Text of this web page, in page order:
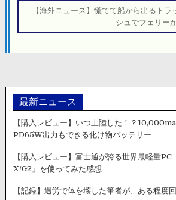
ー 【海外ニュース】慌てて船から出るトラ
シュでフェリー
最新ニュース
【購入レビュー】いつ上陸した！？
PD65W出力もできる化け物バッテリー
【購入レビュー】富士通が誇る世界最軽量
X/G2」を使ってみた感想
【記録】過労で体を壊した筆者が、ある程度